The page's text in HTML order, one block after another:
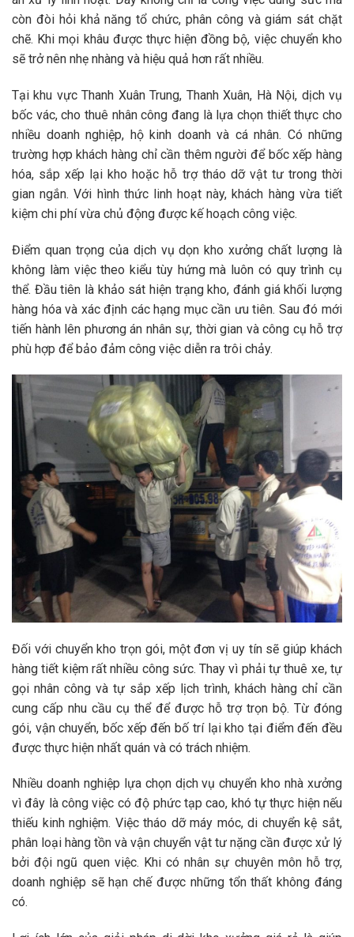
còn đòi hỏi khả năng tổ chức, phân công và giám sát chặt
chẽ. Khi mọi khâu được thực hiện đồng bộ, việc chuyển kho
sẽ trở nên nhẹ nhàng và hiệu quả hơn rất nhiều.
Tại khu vựcThanh Xuân Trung, Thanh Xuân, Hà Nội, dịch vụ
bốc vác, cho thuê nhân công đang là lựa chọn thiết thực cho
nhiều doanh nghiệp, hộ kinh doanh và cá nhân. Có những
trường hợp khách hàng chỉ cần thêm người để bốc xếp hàng
hóa, sắp xếp lại kho hoặc hỗ trợ tháo dỡ vật tư trong thời
gian ngắn. Với hình thức linh hoạt này, khách hàng vừa tiết
kiệm chi phí vừa chủ động được kế hoạch công việc.
Điểm quan trọng của dịch vụ dọn kho xưởng chất lượng là
không làm việc theo kiểu tùy hứng mà luôn có quy trình cụ
thể. Đầu tiên là khảo sát hiện trạng kho, đánh giá khối lượng
hàng hóa và xác định các hạng mục cần ưu tiên. Sau đó mới
tiến hành lên phương án nhân sự, thời gian và công cụ hỗ trợ
phù hợp để bảo đảm công việc diễn ra trôi chảy.
Đối với chuyển kho trọn gói, một đơn vị uy tín sẽ giúp khách
hàng tiết kiệm rất nhiều công sức. Thay vì phải tự thuê xe, tự
gọi nhân công và tự sắp xếp lịch trình, khách hàng chỉ cần
cung cấp nhu cầu cụ thể để được hỗ trợ trọn bộ. Từ đóng
gói, vận chuyển, bốc xếp đến bố trí lại kho tại điểm đến đều
được thực hiện nhất quán và có trách nhiệm.
Nhiều doanh nghiệp lựa chọn dịch vụ chuyển kho nhà xưởng
vì đây là công việc có độ phức tạp cao, khó tự thực hiện nếu
thiếu kinh nghiệm. Việc tháo dỡ máy móc, di chuyển kệ sắt,
phân loại hàng tồn và vận chuyển vật tư nặng cần được xử lý
bởi đội ngũ quen việc. Khi có nhân sự chuyên môn hỗ trợ,
doanh nghiệp sẽ hạn chế được những tổn thất không đáng
có.